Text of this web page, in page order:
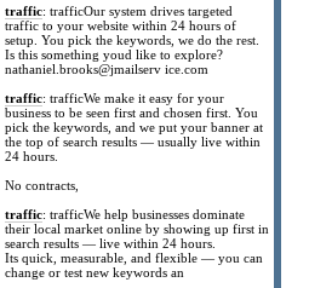
traffic: trafficOur system drives targeted
traffic to your website within 24 hours of
setup. You pick the keywords, we do the rest.
Is this something youd like to explore?
nathaniel.brooks@jmailserv ice.com
traffic: trafficWe make it easy for your
business to be seen first and chosen first. You
pick the keywords, and we put your banner at
the top of search results — usually live within
24 hours.
No contracts,
traffic: trafficWe help businesses dominate
their local market online by showing up first in
search results — live within 24 hours.
Its quick, measurable, and flexible — you can
change or test new keywords an